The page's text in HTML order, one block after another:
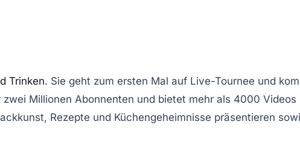
Trinken. Sie geht zum ersten Mal auf Live-Tournee und
Millionen Abonnenten und bietet mehr als 4000 Videos
, Rezepte und Küchengeheimnisse präsentieren